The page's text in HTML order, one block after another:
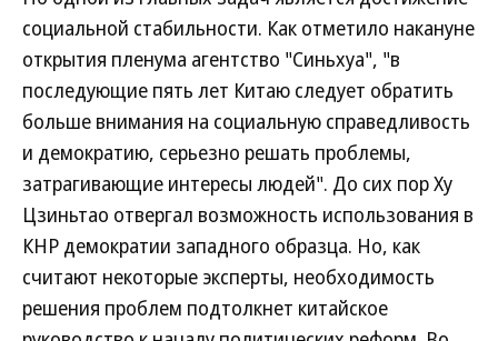
социальной стабильности. Как отметило накануне
открытия пленума агентство "Синьхуа", "в
последующие пять лет Китаю следует обратить
больше внимания на социальную справедливость
и демократию, серьезно решать проблемы,
затрагивающие интересы людей". До сих пор Ху
Цзиньтао отвергал возможность использования в
КНР демократии западного образца. Но, как
считают некоторые эксперты, необходимость
решения проблем подтолкнет китайское